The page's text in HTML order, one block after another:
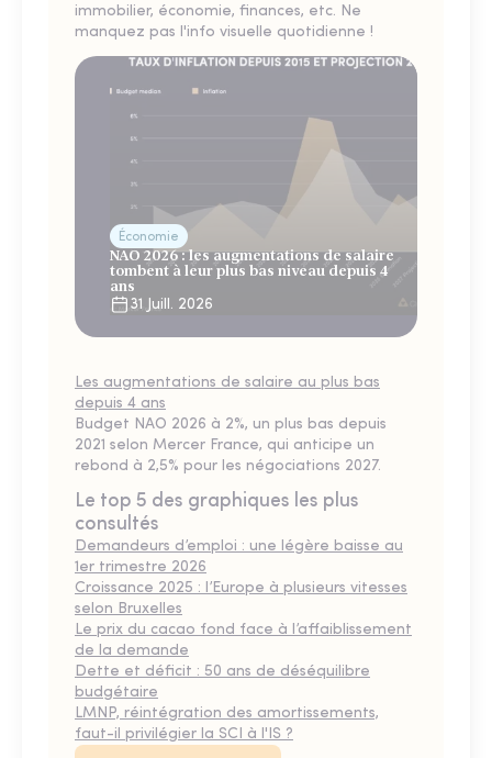
immobilier, économie, finances, etc. Ne
manquez pas l'info visuelle quotidienne !
Économie
NAO 2026 : les augmentations de salaire
tombent à leur plus bas niveau depuis 4
ans
31 Juill. 2026
Les augmentations de salaire au plus bas
depuis 4 ans
Budget NAO 2026 à 2%, un plus bas depuis
2021 selon Mercer France, qui anticipe un
rebond à 2,5% pour les négociations 2027.
Le top 5 des graphiques les plus
consultés
Demandeurs d’emploi : une légère baisse au
1er trimestre 2026
Croissance 2025 : l’Europe à plusieurs vitesses
selon Bruxelles
Le prix du cacao fond face à l’affaiblissement
de la demande
Dette et déficit : 50 ans de déséquilibre
budgétaire
LMNP, réintégration des amortissements,
faut-il privilégier la SCI à l'IS ?